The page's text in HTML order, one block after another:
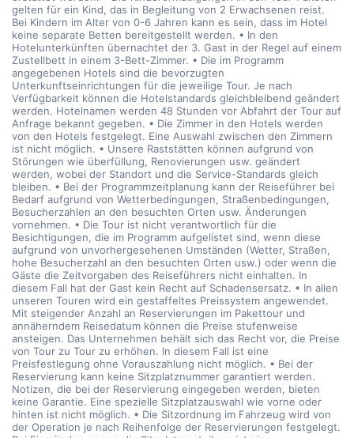
gelten für ein Kind, das in Begleitung von 2 Erwachsenen reist.
Bei Kindern im Alter von 0-6 Jahren kann es sein, dass im Hotel
keine separate Betten bereitgestellt werden. • In den
Hotelunterkünften übernachtet der 3. Gast in der Regel auf einem
Zustellbett in einem 3-Bett-Zimmer. • Die im Programm
angegebenen Hotels sind die bevorzugten
Unterkunftseinrichtungen für die jeweilige Tour. Je nach
Verfügbarkeit können die Hotelstandards gleichbleibend geändert
werden. Hotelnamen werden 48 Stunden vor Abfahrt der Tour auf
Anfrage bekannt gegeben. • Die Zimmer in den Hotels werden
von den Hotels festgelegt. Eine Auswahl zwischen den Zimmern
ist nicht möglich. • Unsere Raststätten können aufgrund von
Störungen wie überfüllung, Renovierungen usw. geändert
werden, wobei der Standort und die Service-Standards gleich
bleiben. • Bei der Programmzeitplanung kann der Reiseführer bei
Bedarf aufgrund von Wetterbedingungen, Straßenbedingungen,
Besucherzahlen an den besuchten Orten usw. Änderungen
vornehmen. • Die Tour ist nicht verantwortlich für die
Besichtigungen, die im Programm aufgelistet sind, wenn diese
aufgrund von unvorhergesehenen Umständen (Wetter, Straßen,
hohe Besucherzahl an den besuchten Orten usw.) oder wenn die
Gäste die Zeitvorgaben des Reiseführers nicht einhalten. In
diesem Fall hat der Gast kein Recht auf Schadensersatz. • In allen
unseren Touren wird ein gestaffeltes Preissystem angewendet.
Mit steigender Anzahl an Reservierungen im Pakettour und
annäherndem Reisedatum können die Preise stufenweise
ansteigen. Das Unternehmen behält sich das Recht vor, die Preise
von Tour zu Tour zu erhöhen. In diesem Fall ist eine
Preisfestlegung ohne Vorauszahlung nicht möglich. • Bei der
Reservierung kann keine Sitzplatznummer garantiert werden.
Notizen, die bei der Reservierung eingegeben werden, bieten
keine Garantie. Eine spezielle Sitzplatzauswahl wie vorne oder
hinten ist nicht möglich. • Die Sitzordnung im Fahrzeug wird von
der Operation je nach Reihenfolge der Reservierungen festgelegt.